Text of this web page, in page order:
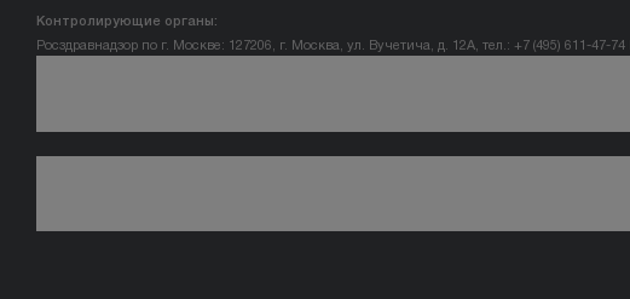
Контролирующие органы:
Росздравнадзор по г. Москве: 127206, г. Москва, ул. Вучетича, д. 12А, тел.: +7 (495) 611-47-74